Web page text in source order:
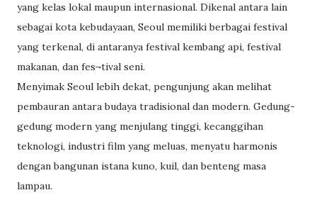
yang kelas lokal maupun internasional. Dikenal antara lain
sebagai kota kebudayaan, Seoul memiliki berbagai festival
yang terkenal, di antaranya festival kembang api, festival
makanan, dan fes¬tival seni.
Menyimak Seoul lebih dekat, pengunjung akan melihat
pembauran antara budaya tradisional dan modern. Gedung-
gedung modern yang menjulang tinggi, kecanggihan
teknologi, industri film yang meluas, menyatu harmonis
dengan bangunan istana kuno, kuil, dan benteng masa
lampau.